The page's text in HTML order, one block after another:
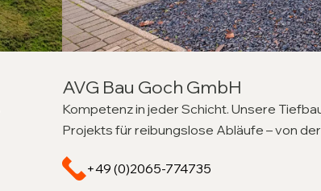
AVG Bau Goch GmbH
Kompetenz in jeder Schicht. Unsere
Projekts für reibungslose Abläufe – von
+49 (0)2065-774735